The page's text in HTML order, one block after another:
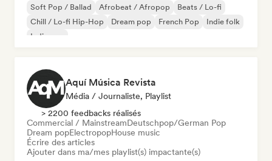
Soft Pop / Ballad Afrobeat / Afropop
Beats / Lo-fi
Chill / Lo-fi Hip-Hop
Dream pop French Pop
Indie folk
Indie pop
Aquí Música Revista
Média / Journaliste, Playlist
> 2200 feedbacks réalisés
Commercial / MainstreamDeutschpop/German Pop
Dream popElectropopHouse music
Écrire des articles
Ajouter dans ma/mes playlist(s) impactante(s)